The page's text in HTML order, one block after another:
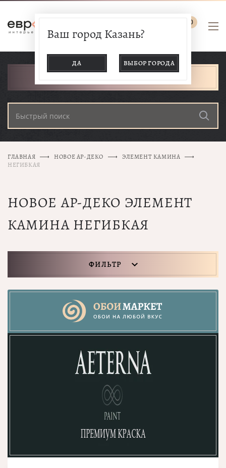
0
Ваш город Казань?
ДА ВЫБОР ГОРОДА
ГЛАВНАЯ НОВОЕ АР-ДЕКО
ЭЛЕМЕНТ КАМИНА
НЕГИБКАЯ
НОВОЕ АР-ДЕКО ЭЛЕМЕНТ
КАМИНА НЕГИБКАЯ
ФИЛЬТР